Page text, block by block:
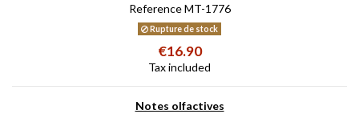
Reference MT-1776
Rupture de stock
€16.90
Tax included
Notes olfactives